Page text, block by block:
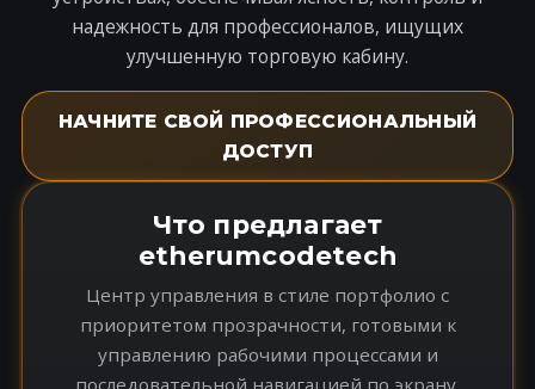
надежность для профессионалов, ищущих
улучшенную торговую кабину.
НАЧНИТЕ СВОЙ ПРОФЕССИОНАЛЬНЫЙ
ДОСТУП
Что предлагает
etherumcodetech
Центр управления в стиле портфолио с
приоритетом прозрачности, готовыми к
управлению рабочими процессами и
последовательной навигацией по экрану.